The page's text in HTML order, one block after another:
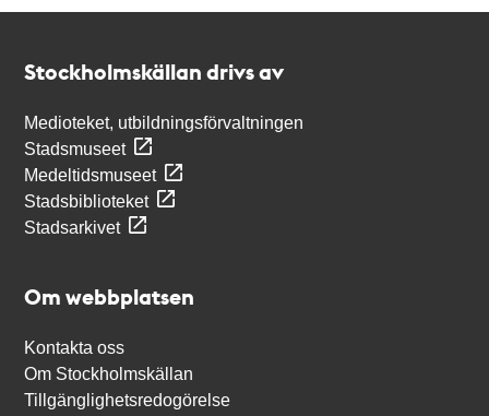
Stockholmskällan drivs av
Medioteket, utbildningsförvaltningen
Stadsmuseet
Medeltidsmuseet
Stadsbiblioteket
Stadsarkivet
Om webbplatsen
Kontakta oss
Om Stockholmskällan
Tillgänglighetsredogörelse